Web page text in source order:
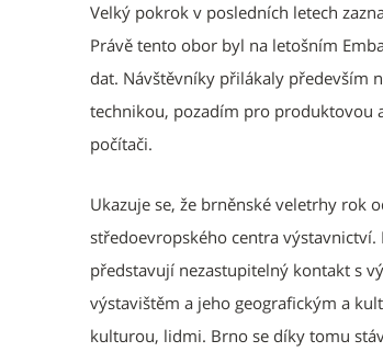
Velký pokrok v posledních letech
Právě tento obor byl na letošním
dat. Návštěvníky přilákaly především
technikou, pozadím pro produktovou
počítači.
Ukazuje se, že brněnské veletrhy rok
středoevropského centra
představují nezastupitelný kontakt s
výstavištěm a jeho geografickým a
kulturou, lidmi. Brno se díky tomu